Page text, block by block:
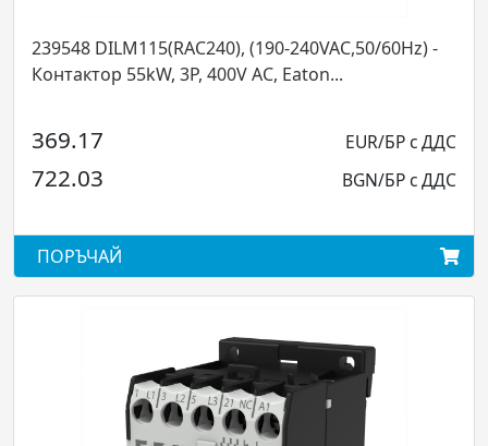
(190-240VAC,50/60Hz) -
Контактор 55kW, 3P, 400V AC, Eaton...
107013
494.89
967.92
ПОРЪЧАЙ